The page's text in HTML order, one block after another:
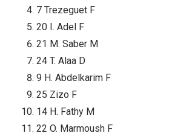
7 Trezeguet F
20 I. Adel F
21 M. Saber M
24 T. Alaa D
9 H. Abdelkarim F
25 Zizo F
14 H. Fathy M
22 O. Marmoush F